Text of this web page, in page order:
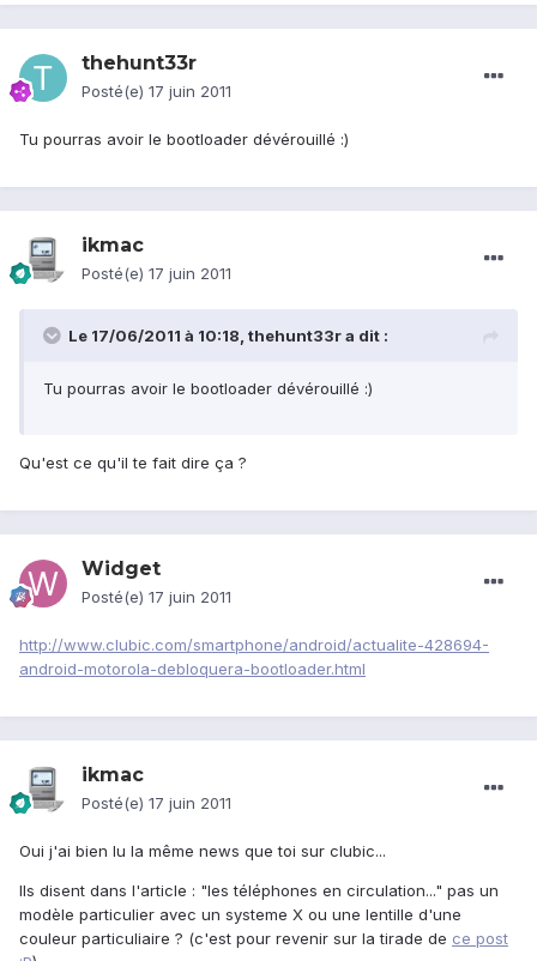
thehunt33r
Posté(e) 17 juin 2011
Tu pourras avoir le bootloader dévérouillé :)
ikmac
Posté(e) 17 juin 2011
Le 17/06/2011 à 10:18, thehunt33r a dit :
Tu pourras avoir le bootloader dévérouillé :)
Qu'est ce qu'il te fait dire ça ?
Widget
Posté(e) 17 juin 2011
http://www.clubic.com/smartphone/android/actualite-428694-
android-motorola-debloquera-bootloader.html
ikmac
Posté(e) 17 juin 2011
Oui j'ai bien lu la même news que toi sur clubic...
Ils disent dans l'article : "les téléphones en circulation..." pas un
modèle particulier avec un systeme X ou une lentille d'une
couleur particuliaire ? (c'est pour revenir sur la tirade de ce post